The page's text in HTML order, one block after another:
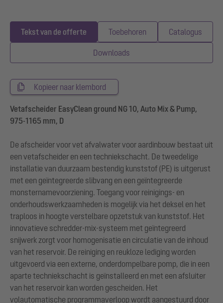
Tekst van de offerte Toebehoren Catalogus
Downloads
Kopieer naar klembord
Vetafscheider EasyClean ground NG 10, Auto Mix & Pump,
975-1165 mm, D
De afscheider voor vet afvalwater voor aardinbouw bestaat uit
een vetafscheider en een techniekschacht. De tweedelige
installatie van duurzaam bestendig kunststof (PE) is uitgerust
met een geïntegreerde slibvang en een geïntegreerde
monsternamevoorziening. Toegang voor reinigings- en
onderhoudswerkzaamheden is mogelijk via het deksel en het
traploos in hoogte verstelbare opzetstuk van kunststof. Het
innovatieve schredder-mix-systeem met geïntegreerd
snijwerk zorgt voor homogenisatie en circulatie van de inhoud
van het reservoir. De reiniging en reukloze lediging worden
uitgevoerd via een externe, onderdompelbare pomp, die in een
aparte techniekschacht is geïnstalleerd en met een afsluiter
van het reservoir kan worden gescheiden. Het
volautomatische programmaverloop wordt aangestuurd door